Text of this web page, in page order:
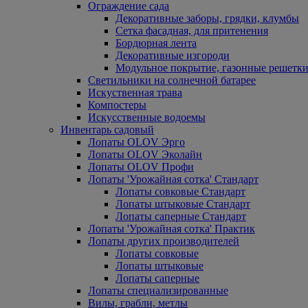
Ограждение сада
Декоративные заборы, грядки, клумбы
Сетка фасадная, для притенения
Бордюрная лента
Декоративные изгороди
Модульное покрытие, газонные
Светильники на солнечной батарее
Искуственная трава
Компостеры
Искусственные водоемы
Инвентарь садовый
Лопаты OLOV Эрго
Лопаты OLOV Эколайн
Лопаты OLOV Профи
Лопаты 'Урожайная сотка' Стандарт
Лопаты совковые Стандарт
Лопаты штыковые Стандарт
Лопаты саперные Стандарт
Лопаты 'Урожайная сотка' Практик
Лопаты других производителей
Лопаты совковые
Лопаты штыковые
Лопаты саперные
Лопаты специализированные
Вилы, грабли, метлы